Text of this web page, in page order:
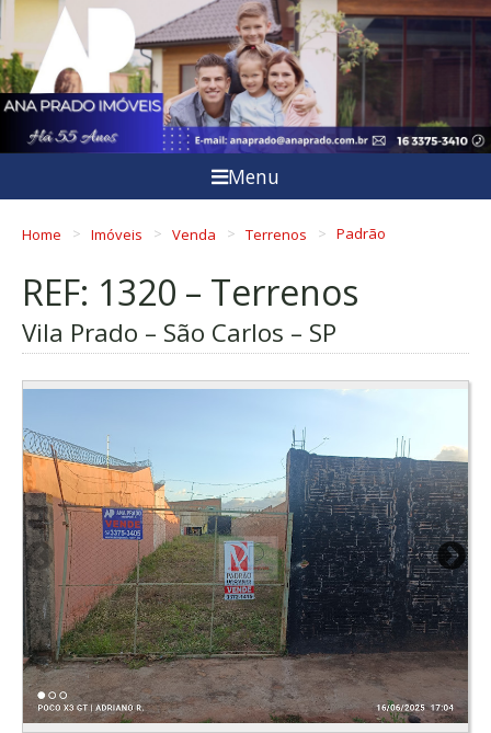
Menu
Home Imóveis Venda Terrenos Padrão
REF: 1320 – Terrenos
Vila Prado – São Carlos – SP